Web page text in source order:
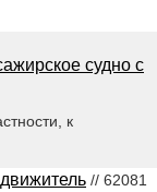
судно с
к
// 62081